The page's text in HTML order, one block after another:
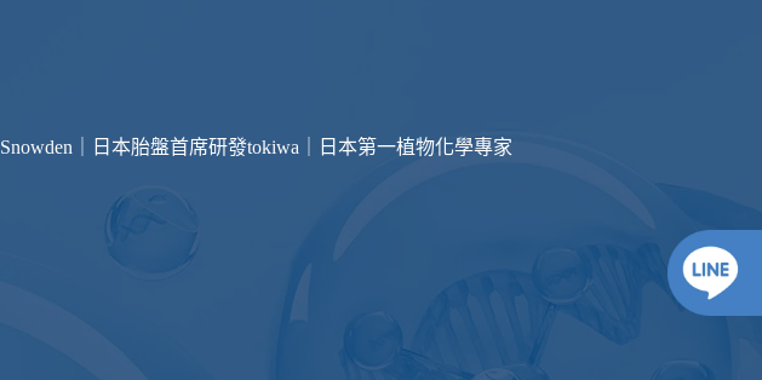
Snowden｜日本胎盤首席研發tokiwa｜日本第一植物化學專家